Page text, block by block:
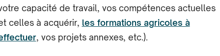
capacité de travail, vos compétences actuelles
celles à acquérir, les formations agricoles à
, vos projets annexes, etc.).